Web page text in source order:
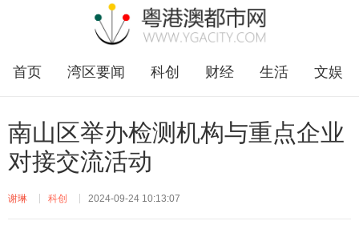
首页 湾区要闻 科创 财经 生活 文娱
企业 福田
南山区举办检测机构与重点企业
对接交流活动
谢琳 科创 2024-09-24 10:13:07